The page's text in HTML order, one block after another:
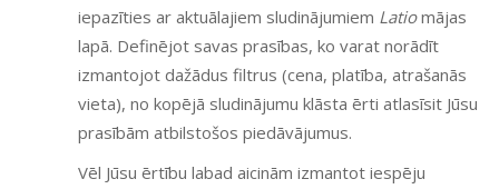
iepazīties ar aktuālajiem sludinājumiem Latiomājas
lapā. Definējot savas prasības, ko varat norādīt
izmantojot dažādus filtrus (cena, platība, atrašanās
vieta), no kopējā sludinājumu klāsta ērti atlasīsit Jūsu
prasībām atbilstošos piedāvājumus.
Vēl Jūsu ērtību labad aicinām izmantot iespēju